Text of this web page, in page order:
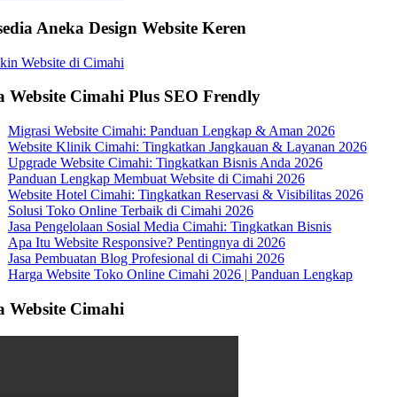
Aneka Design Website Keren
Website Cimahi Plus SEO Frendly
Migrasi Website Cimahi: Panduan Lengkap & Aman 2026
Website Klinik Cimahi: Tingkatkan Jangkauan & Layanan 2026
Upgrade Website Cimahi: Tingkatkan Bisnis Anda 2026
Panduan Lengkap Membuat Website di Cimahi 2026
Website Hotel Cimahi: Tingkatkan Reservasi & Visibilitas 2026
Solusi Toko Online Terbaik di Cimahi 2026
Jasa Pengelolaan Sosial Media Cimahi: Tingkatkan Bisnis
Apa Itu Website Responsive? Pentingnya di 2026
Jasa Pembuatan Blog Profesional di Cimahi 2026
Harga Website Toko Online Cimahi 2026 | Panduan Lengkap
Website Cimahi